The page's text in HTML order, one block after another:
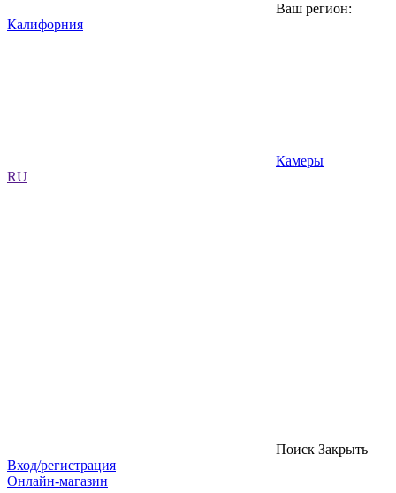
Ваш регион:
Калифорния
Камеры
RU
Поиск Закрыть
Вход/регистрация
Онлайн-магазин